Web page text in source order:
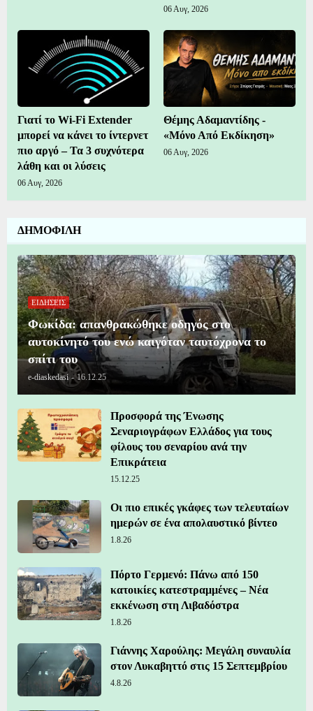
06 Αυγ, 2026
Γιατί το Wi-Fi Extender
μπορεί να κάνει το ίντερνετ
πιο αργό – Τα 3 συχνότερα
λάθη και οι λύσεις
06 Αυγ, 2026
Θέμης Αδαμαντίδης -
«Μόνο Από Εκδίκηση»
06 Αυγ, 2026
ΔΗΜΟΦΙΛΗ
ΕΙΔΗΣΕΙΣ
Φωκίδα: απανθρακώθηκε οδηγός στο
αυτοκίνητό του ενώ καιγόταν ταυτόχρονα το
σπίτι του
e-diaskedasi - 16.12.25
Προσφορά της Ένωσης
Σεναριογράφων Ελλάδος για τους
φίλους του σεναρίου ανά την
Επικράτεια
15.12.25
Οι πιο επικές γκάφες των τελευταίων
ημερών σε ένα απολαυστικό βίντεο
1.8.26
Πόρτο Γερμενό: Πάνω από 150
κατοικίες κατεστραμμένες – Νέα
εκκένωση στη Λιβαδόστρα
1.8.26
Γιάννης Χαρούλης: Μεγάλη συναυλία
στον Λυκαβηττό στις 15 Σεπτεμβρίου
4.8.26